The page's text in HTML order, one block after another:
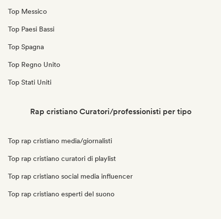
Top Messico
Top Paesi Bassi
Top Spagna
Top Regno Unito
Top Stati Uniti
Rap cristiano Curatori/professionisti per tipo
Top rap cristiano media/giornalisti
Top rap cristiano curatori di playlist
Top rap cristiano social media influencer
Top rap cristiano esperti del suono